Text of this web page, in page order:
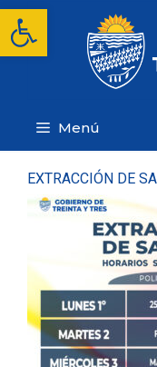
Abrir barra
Saltar
contenido
Menú
EXTRACCIÓN DE